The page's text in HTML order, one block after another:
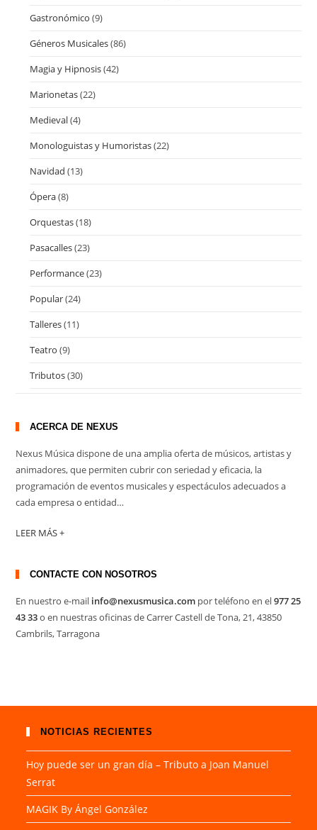
Gastronómico (9)
Géneros Musicales(86)
Magia y Hipnosis(42)
Marionetas(22)
Medieval(4)
Monologuistas y Humoristas(22)
Navidad (13)
Ópera(8)
Orquestas(18)
Pasacalles(23)
Performance(23)
Popular(24)
Talleres(11)
Teatro (9)
Tributos(30)
ACERCA DE NEXUS
Nexus Música dispone de una amplia oferta de músicos, artistas y
animadores, que permiten cubrir con seriedad y eficacia, la
programación de eventos musicales y espectáculos adecuados a
cada empresa o entidad…
LEER MÁS +
CONTACTE CON NOSOTROS
En nuestro e-mail info@nexusmusica.com por teléfono en el977 25
43 33o en nuestras oficinas de Carrer Castell de Tona, 21, 43850
Cambrils, Tarragona
NOTICIAS RECIENTES
Hoy puede ser un gran día – Tributo a Joan Manuel
Serrat
MAGIK By Ángel González